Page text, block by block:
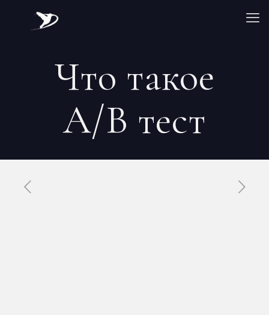
Что такое
A/B тест